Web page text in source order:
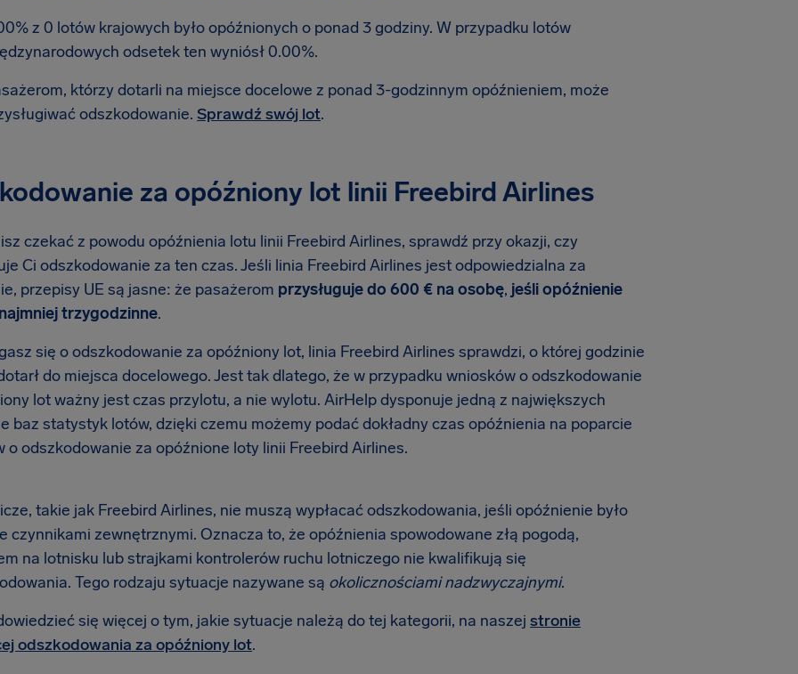
z 0 lotów krajowych było opóźnionych o ponad 3 godziny. W przypadku lotów
odsetek ten wyniósł 0.00%.
którzy dotarli na miejsce docelowe z ponad 3-godzinnym opóźnieniem, może
odszkodowanie. Sprawdź swój lot.
za opóźniony lot linii Freebird Airlines
czekać z powodu opóźnienia lotu linii Freebird Airlines, sprawdź przy okazji, czy
Ci odszkodowanie za ten czas. Jeśli linia Freebird Airlines jest odpowiedzialna za
przepisy UE są jasne: że pasażerom przysługuje do 600 € na osobę, jeśli opóźnienie
trzygodzinne.
się o odszkodowanie za opóźniony lot, linia Freebird Airlines sprawdzi, o której godzinie
do miejsca docelowego. Jest tak dlatego, że w przypadku wniosków o odszkodowanie
lot ważny jest czas przylotu, a nie wylotu. AirHelp dysponuje jedną z największych
baz statystyk lotów, dzięki czemu możemy podać dokładny czas opóźnienia na poparcie
o odszkodowanie za opóźnione loty linii Freebird Airlines.
takie jak Freebird Airlines, nie muszą wypłacać odszkodowania, jeśli opóźnienie było
czynnikami zewnętrznymi. Oznacza to, że opóźnienia spowodowane złą pogodą,
na lotnisku lub strajkami kontrolerów ruchu lotniczego nie kwalifikują się
Tego rodzaju sytuacje nazywane są okolicznościami nadzwyczajnymi.
się więcej o tym, jakie sytuacje należą do tej kategorii, na naszej stronie
odszkodowania za opóźniony lot.